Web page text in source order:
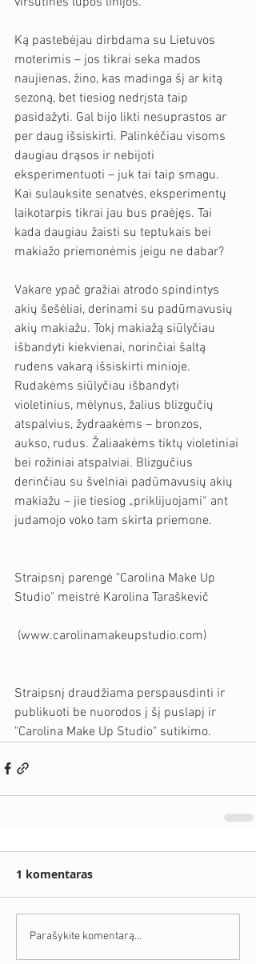
Ką pastebėjau dirbdama su Lietuvos
moterimis – jos tikrai seka mados
naujienas, žino, kas madinga šį ar kitą
sezoną, bet tiesiog nedrįsta taip
pasidažyti. Gal bijo likti nesuprastos ar
per daug išsiskirti. Palinkėčiau visoms
daugiau drąsos ir nebijoti
eksperimentuoti – juk tai taip smagu.
Kai sulauksite senatvės, eksperimentų
laikotarpis tikrai jau bus praėjęs. Tai
kada daugiau žaisti su teptukais bei
makiažo priemonėmis jeigu ne dabar?
Vakare ypač gražiai atrodo spindintys
akių šešėliai, derinami su padūmavusių
akių makiažu. Tokį makiažą siūlyčiau
išbandyti kiekvienai, norinčiai šaltą
rudens vakarą išsiskirti minioje.
Rudakėms siūlyčiau išbandyti
violetinius, mėlynus, žalius blizgučių
atspalvius, žydraakėms – bronzos,
aukso, rudus. Žaliaakėms tiktų violetiniai
bei rožiniai atspalviai. Blizgučius
derinčiau su švelniai padūmavusių akių
makiažu – jie tiesiog „priklijuojami“ ant
judamojo voko tam skirta priemone.
Straipsnį parengė "Carolina Make Up
Studio" meistrė Karolina Taraškevič
(www.carolinamakeupstudio.com)
Straipsnį draudžiama perspausdinti ir
publikuoti be nuorodos į šį puslapį ir
"Carolina Make Up Studio" sutikimo.
1 komentaras
Parašykite komentarą...